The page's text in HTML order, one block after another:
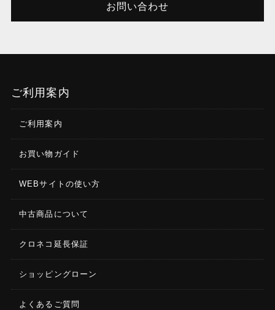
お問い合わせ
ご利用案内
ご利用案内
お買い物ガイド
WEBサイトの使い方
中古商品について
クロネコ延長保証
ショッピングローン
よくあるご質問